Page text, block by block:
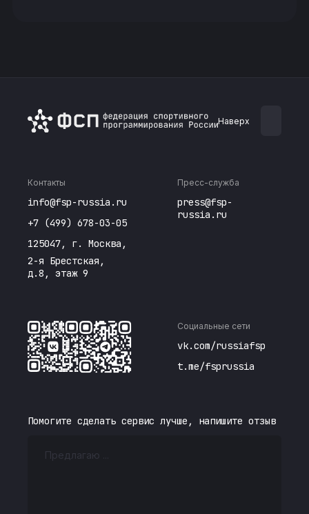
Наверх
Контакты
info@fsp-russia.ru
+7 (499) 678-03-05
125047, г. Москва,
2-я Брестская,
д.8, этаж 9
Пресс-служба
press@fsp-
russia.ru
Социальные сети
vk.com/russiafsp
t.me/fsprussia
Помогите сделать сервис лучше, напишите отзыв